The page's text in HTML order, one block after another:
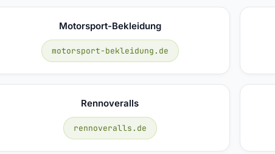
Motorsport-Bekleidung
motorsport-bekleidung.de
Rennoveralls
rennoveralls.de